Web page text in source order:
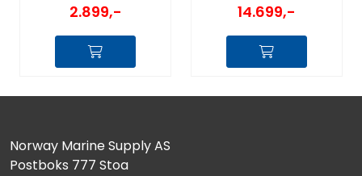
2.899,- 14.699,-
Norway Marine Supply AS
Postboks 777 Stoa